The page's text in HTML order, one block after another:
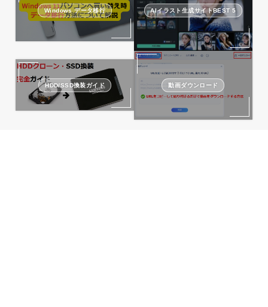
Windows データ移行 AIイラスト生成サイトBEST 5
HDD/SSD換装ガイド 動画ダウンロード